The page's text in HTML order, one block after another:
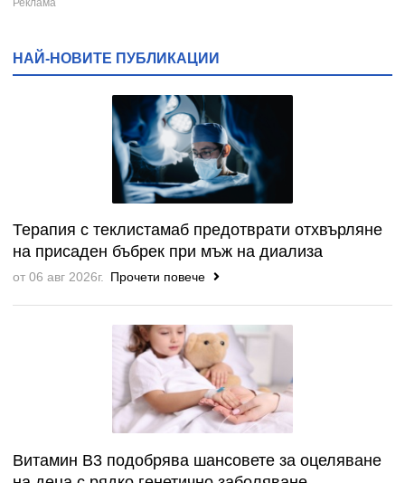
НАЙ-НОВИТЕ ПУБЛИКАЦИИ
Терапия с теклистамаб предотврати отхвърляне
на присаден бъбрек при мъж на диализа
от 06 авг 2026г. Прочети повече
Витамин B3 подобрява шансовете за оцеляване